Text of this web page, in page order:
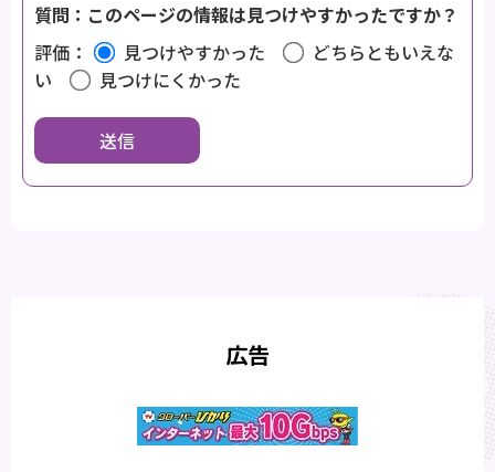
質問：このページの情報は見つけやすかったですか？
評価：
見つけやすかった
どちらともいえな
い
見つけにくかった
広告